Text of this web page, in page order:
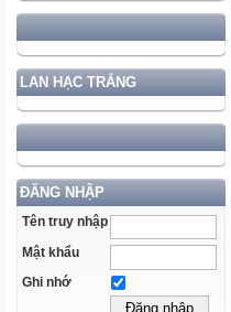
LAN HẠC TRẮNG
ĐĂNG NHẬP
Tên truy nhập
Mật khẩu
Ghi nhớ